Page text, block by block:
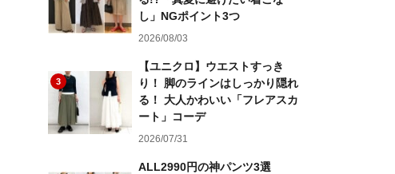
し」NGポイント3つ
2026/08/03
3
【ユニクロ】ウエストすっき
り！ 脚のラインはしっかり隠れ
る！ 大人かわいい「フレアスカ
ート」コーデ
2026/07/31
ALL2990円の神パンツ3選